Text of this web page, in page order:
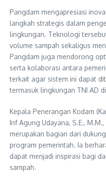
Pangdam mengapresiasi
langkah strategis dalam
lingkungan. Teknologi
volume sampah sekaligus
Pangdam juga mendorong
serta kolaborasi antara
terkait agar sistem ini dapat
termasuk lingkungan TNI AD
Kepala Penerangan Kodam
Inf Agung Udayana, S.E.,
merupakan bagian dari
program pemerintah. Ia
dapat menjadi inspirasi bagi
sampah.